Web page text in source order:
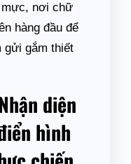
mực, nơi chữ
hàng đầu để
gửi gắm thiết
diện
hình